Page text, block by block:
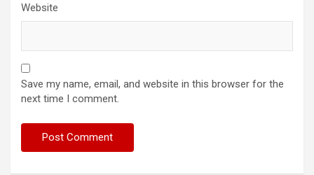
Website
Save my name, email, and website in this browser for the
next time I comment.